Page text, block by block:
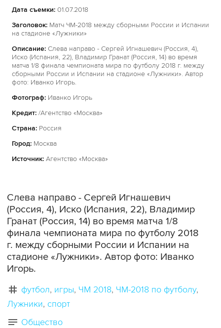
Дата съемки: 01.07.2018
Заголовок: Матч ЧМ-2018 между сборными России и Испании
на стадионе «Лужники»
Описание: Слева направо - Сергей Игнашевич (Россия, 4),
Иско (Испания, 22), Владимир Гранат (Россия, 14) во время
матча 1/8 финала чемпионата мира по футболу 2018 г. между
сборными России и Испании на стадионе «Лужники». Автор
фото: Иванко Игорь.
Фотограф: Иванко Игорь
Кредит: /Агентство «Москва»
Страна: Россия
Город: Москва
Источник: Агентство «Москва»
Слева направо - Сергей Игнашевич
(Россия, 4), Иско (Испания, 22), Владимир
Гранат (Россия, 14) во время матча 1/8
финала чемпионата мира по футболу 2018
г. между сборными России и Испании на
стадионе «Лужники». Автор фото: Иванко
Игорь.
футбол игры ЧМ 2018 ЧМ-2018 по футболу
Лужники спорт
Общество